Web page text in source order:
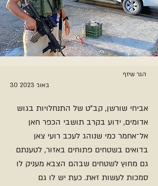
הגר שיזף
30 באוג׳ 2023
אביחי שורשן, קב"ט של התנחלויות בגוש
אדומים, ידוע בקרב תושבי הכפר חאן
אל־אחמר כמי שנוהג לעכב רועי צאן
בדואים בשטחים פתוחים באזור, לטענתם
גם מחוץ לשטחים שבהם הצבא מעניק לו
סמכות לעשות זאת. כעת יש לו גם